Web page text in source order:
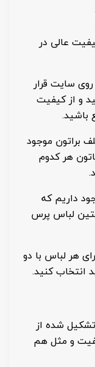
عالی در
سایت قرار
و از کیفیت
باشید.
براتون موجود
هر کدوم
داریم که
لباس پرس
هر لباس با دو
انتخاب کنید.
شده از
و مثل هم